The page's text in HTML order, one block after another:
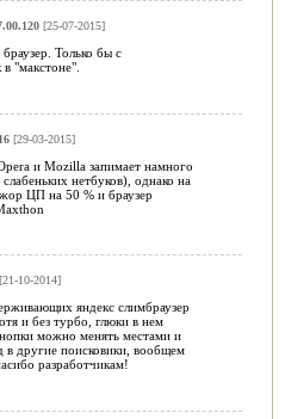
[25-07-2015]
Только бы с
"макстоне".
[29-03-2015]
и Mozilla запимает намного
нетбуков), однако на
ЦП на 50 % и браузер
10-2014]
яндекс слимбраузер
и без турбо, глюки в нем
можно менять местами и
в другие поисковики, вообщем
разработчикам!